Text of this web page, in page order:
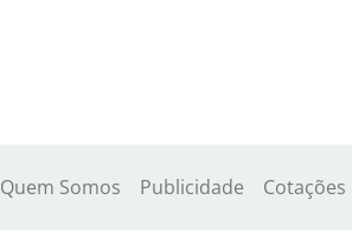
Quem Somos Publicidade Cotações